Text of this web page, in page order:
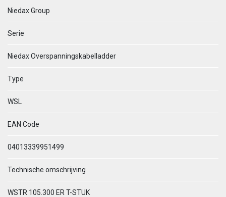
Niedax Group
Serie
Niedax Overspanningskabelladder
Type
WSL
EAN Code
04013339951499
Technische omschrijving
WSTR 105.300 ER T-STUK